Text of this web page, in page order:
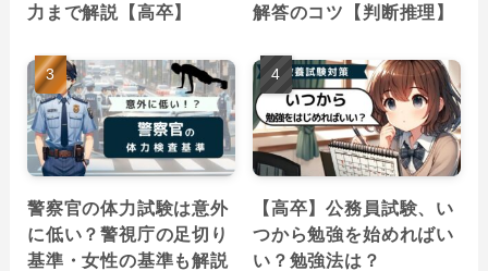
力まで解説【高卒】
解答のコツ【判断推理】
警察官の体力試験は意外
に低い？警視庁の足切り
基準・女性の基準も解説
【高卒】公務員試験、い
つから勉強を始めればい
い？勉強法は？